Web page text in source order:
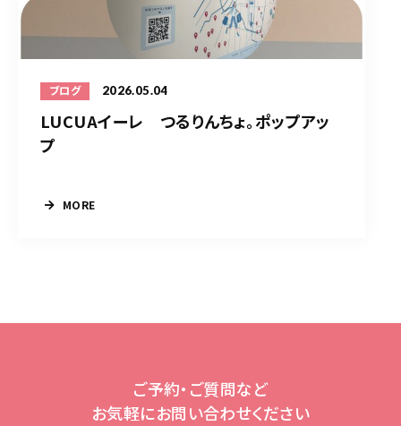
ブログ 2026.05.04
LUCUAイーレ つるりんちょ。ポップアッ
プ
MORE
ご予約・ご質問など
お気軽にお問い合わせください